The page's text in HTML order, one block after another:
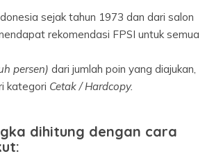
sejak tahun 1973 dan dari salon
rekomendasi FPSI untuk semua
persen) dari jumlah poin yang diajukan,
kategori Cetak / Hardcopy.
dihitung dengan cara